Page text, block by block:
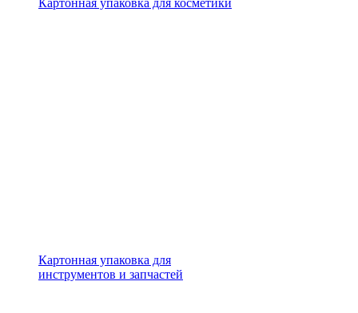
Картонная упаковка для
инструментов и запчастей